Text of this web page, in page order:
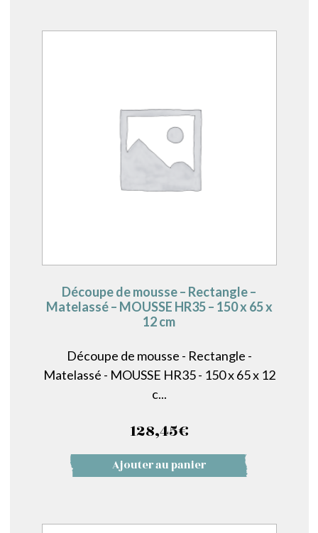
Découpe de mousse – Rectangle –
Matelassé – MOUSSE HR35 – 150 x 65 x
12 cm
Découpe de mousse - Rectangle -
Matelassé - MOUSSE HR35 - 150 x 65 x 12
c...
128,45€
Ajouter au panier